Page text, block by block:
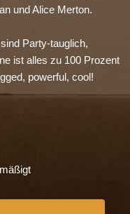
und Alice Merton.
Party-tauglich,
ist alles zu 100 Prozent
powerful, cool!